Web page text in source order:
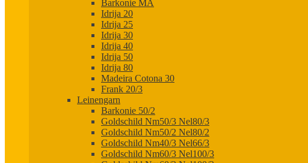
Barkonie MA
Idrija 20
Idrija 25
Idrija 30
Idrija 40
Idrija 50
Idrija 80
Madeira Cotona 30
Frank 20/3
Leinengarn
Barkonie 50/2
Goldschild Nm50/3 Nel80/3
Goldschild Nm50/2 Nel80/2
Goldschild Nm40/3 Nel66/3
Goldschild Nm60/3 Nel100/3